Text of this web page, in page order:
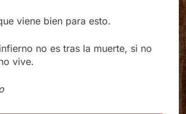
viene bien para esto.
no es tras la muerte, si no
vive.